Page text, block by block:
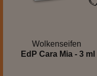
Wolkenseifen
EdP Cara Mia - 3 ml